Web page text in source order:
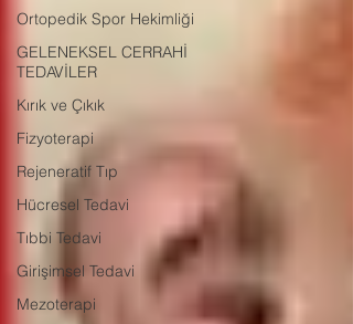
Ortopedik Spor Hekimliği
GELENEKSEL CERRAHİ
TEDAVİLER
Kırık ve Çıkık
Fizyoterapi
Rejeneratif Tıp
Hücresel Tedavi
Tıbbi Tedavi
Girişimsel Tedavi
Mezoterapi